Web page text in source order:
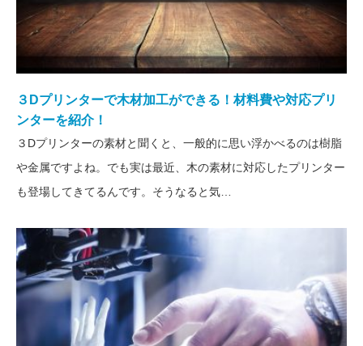
３Dプリンターで木材加工ができる！材料費や対応プリ
ンターを紹介！
３Dプリンターの素材と聞くと、一般的に思い浮かべるのは樹脂
や金属ですよね。でも実は最近、木の素材に対応したプリンター
も登場してきてるんです。そうなると気…